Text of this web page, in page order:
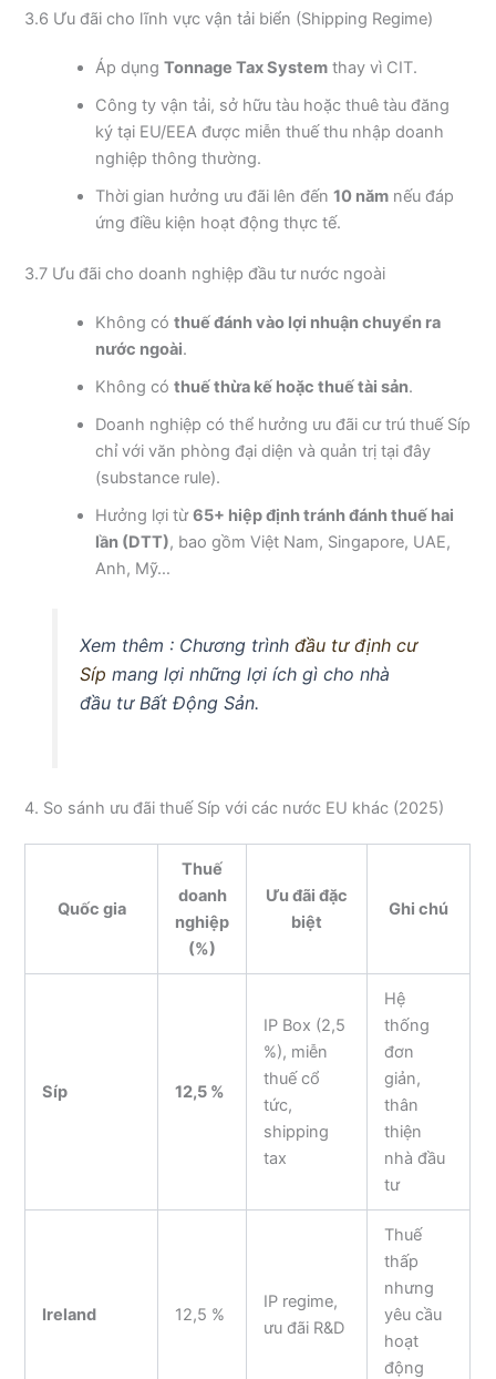
3.6 Ưu đãi cho lĩnh vực vận tải biển (Shipping Regime)
Áp dụngTonnage Tax System thay vì CIT.
Công ty vận tải, sở hữu tàu hoặc thuê tàu đăng
ký tại EU/EEA được miễn thuế thu nhập doanh
nghiệp thông thường.
Thời gian hưởng ưu đãi lên đến10 năm nếu đáp
ứng điều kiện hoạt động thực tế.
3.7 Ưu đãi cho doanh nghiệp đầu tư nước ngoài
Không cóthuế đánh vào lợi nhuận chuyển ra
nước ngoài.
Không cóthuế thừa kế hoặc thuế tài sản.
Doanh nghiệp có thể hưởng ưu đãi cư trú thuế Síp
chỉ với văn phòng đại diện và quản trị tại đây
(substance rule).
Hưởng lợi từ65+ hiệp định tránh đánh thuế hai
lần (DTT), bao gồm Việt Nam, Singapore, UAE,
Anh, Mỹ…
Xem thêm : Chương trình đầu tư định cư
Síp mang lợi những lợi ích gì cho nhà
đầu tư Bất Động Sản.
4. So sánh ưu đãi thuế Síp với các nước EU khác (2025)
Quốc gia
Thuế
doanh
nghiệp
(%)
Ưu đãi đặc
biệt
Ghi chú
Síp 12,5 %
IP Box (2,5
%), miễn
thuế cổ
tức,
shipping
tax
Hệ
thống
đơn
giản,
thân
thiện
nhà đầu
tư
Ireland 12,5 %
IP regime,
ưu đãi R&D
Thuế
thấp
nhưng
yêu cầu
hoạt
động